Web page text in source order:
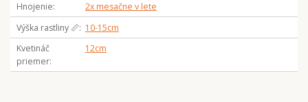
Hnojenie
2x mesačne v lete
Výška rastliny 📏
10-15cm
Kvetináč
priemer
12cm